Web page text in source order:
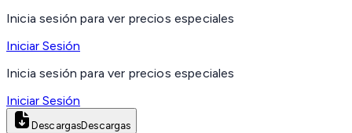
Inicia sesión para ver precios especiales
Iniciar Sesión
Inicia sesión para ver precios especiales
Iniciar Sesión
DescargasDescargas